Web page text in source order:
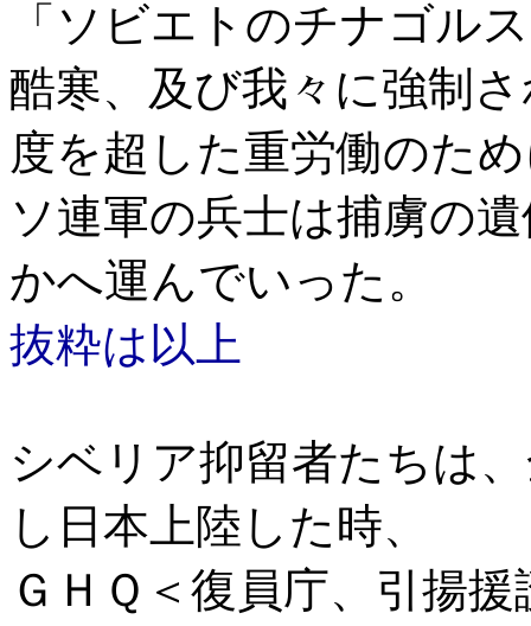
「ソビエトのチナゴル
酷寒、及び我々に強制
度を超した重労働のた
ソ連軍の兵士は捕虜の
かへ運んでいった。
抜粋は以上
シベリア抑留者たちは
し日本上陸した時、
ＧＨＱ＜復員庁、引揚